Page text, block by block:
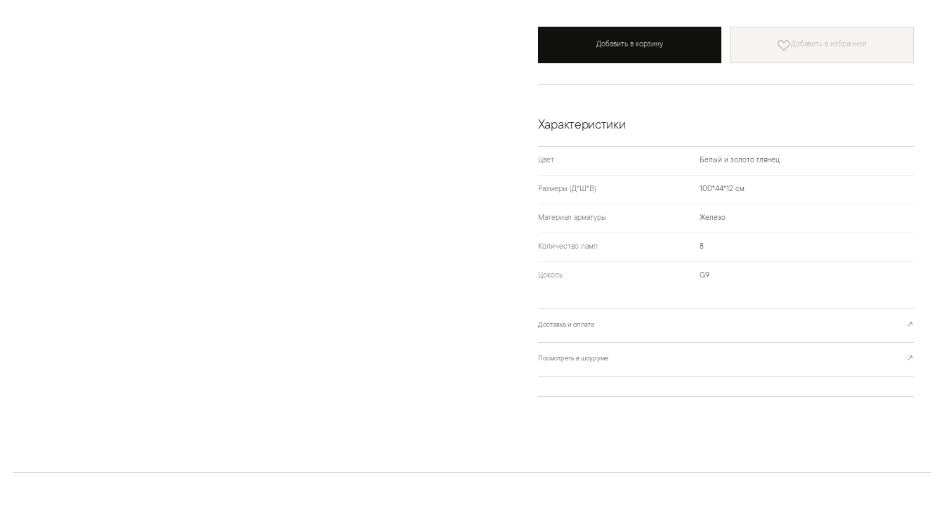
Добавить в корзину Добавить в избранное
Характеристики
Цвет Белый и золото глянец
Размеры (Д*Ш*В) 100*44*12 см
Материал арматуры Железо
Количество ламп 8
Цоколь G9
Доставка и оплата ↗
Посмотреть в шоуруме ↗